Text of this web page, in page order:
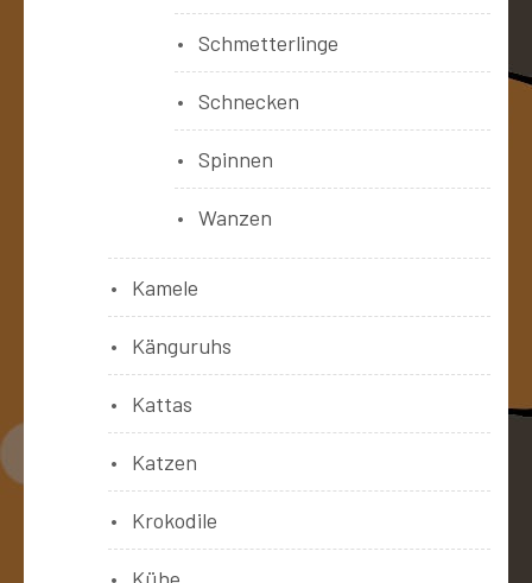
Schmetterlinge
Schnecken
Spinnen
Wanzen
Kamele
Känguruhs
Kattas
Katzen
Krokodile